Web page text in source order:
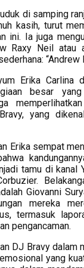
di samping
kasih, turut
ini. Ia juga
Raxy Neil atau
“Andrew
Erika Carlina
besar
yang
Erika sempat
tamu di kanal
Giovanni
mereka
termasuk
pengancaman.
DJ Bravy dalam
yang